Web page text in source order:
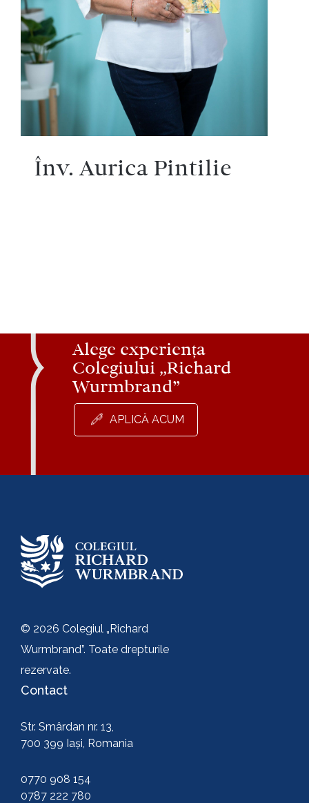
Înv. Aurica Pintilie
Alege experiența
Colegiului „Richard
Wurmbrand”
APLICĂ ACUM
© 2026 Colegiul „Richard
Wurmbrand”. Toate drepturile
rezervate.
Contact
Str. Smârdan nr. 13,
700 399 Iași, Romania
0770 908 154
0787 222 780